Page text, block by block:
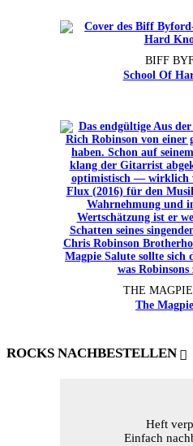
BIFF
School Of
THE
The
ROCKS NACHBESTELLEN
Heft
Einfach